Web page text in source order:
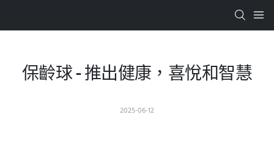
保齡球 - 推出健康，喜悅和智慧
2025-06-12